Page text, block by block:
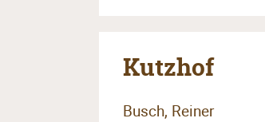
Kutzhof
Busch, Reiner